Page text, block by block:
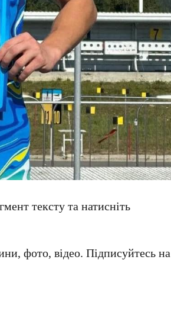
тексту та натисніть
фото, відео. Підписуйтесь на